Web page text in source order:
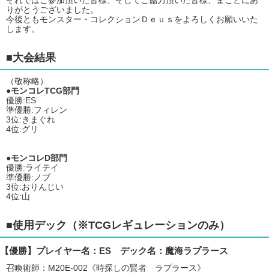
りがとうございました。
今後ともモンスター・コレクションＤｅｕｓをよろしくお願いいた
します。
■大会結果
（敬称略）
●モンコレTCG部門
優勝:ES
準優勝:フィレン
3位:きまぐれ
4位:グリ
●モンコレD部門
優勝:ライテイ
準優勝:ノブ
3位:おりんじい
4位:山
■使用デック（※TCGレギュレーションのみ）
【優勝】プレイヤー名：ES デック名：魔海ラプラース
召喚術師：M20E-002《時探しの賢者 ラプラース》